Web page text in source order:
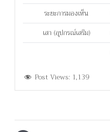
ระยะการมองเห็น
เสา (อุปกรณ์เสริม)
Post Views: 1,139